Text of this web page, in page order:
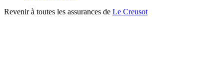
Revenir à toutes les assurances de Le Creusot